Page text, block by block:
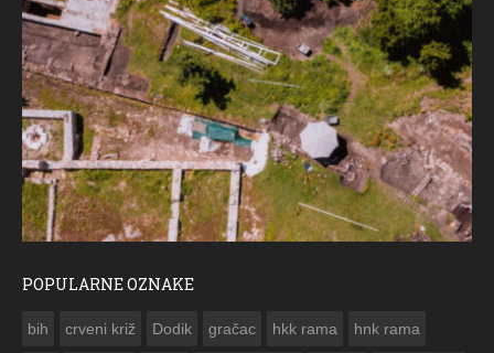
POPULARNE OZNAKE
bih crveni križ Dodik gračac hkk rama hnk rama